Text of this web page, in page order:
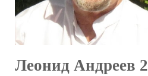
Леонид Андреев 2